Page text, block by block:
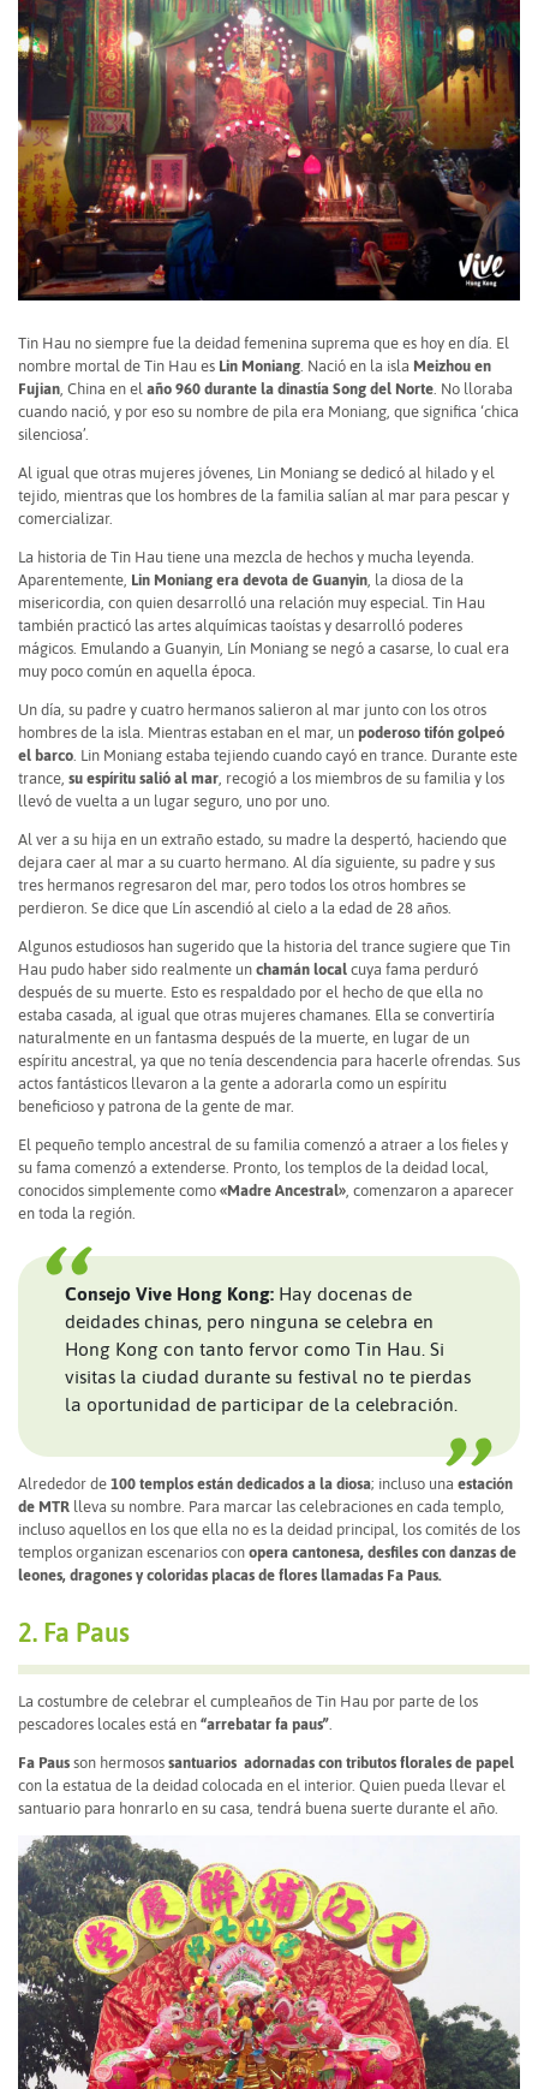
Tin Hau no siempre fue la deidad femenina suprema que es hoy en día. El
nombre mortal de Tin Hau es Lin Moniang. Nació en la isla Meizhou en
Fujian, China en el año 960 durante la dinastía Song del Norte. No lloraba
cuando nació, y por eso su nombre de pila era Moniang, que significa ‘chica
silenciosa’.
Al igual que otras mujeres jóvenes, Lin Moniang se dedicó al hilado y el
tejido, mientras que los hombres de la familia salían al mar para pescar y
comercializar.
La historia de Tin Hau tiene una mezcla de hechos y mucha leyenda.
Aparentemente, Lin Moniang era devota de Guanyin, la diosa de la
misericordia, con quien desarrolló una relación muy especial. Tin Hau
también practicó las artes alquímicas taoístas y desarrolló poderes
mágicos. Emulando a Guanyin, Lín Moniang se negó a casarse, lo cual era
muy poco común en aquella época.
Un día, su padre y cuatro hermanos salieron al mar junto con los otros
hombres de la isla. Mientras estaban en el mar, un poderoso tifón golpeó
el barco. Lin Moniang estaba tejiendo cuando cayó en trance. Durante este
trance, su espíritu salió al mar, recogió a los miembros de su familia y los
llevó de vuelta a un lugar seguro, uno por uno.
Al ver a su hija en un extraño estado, su madre la despertó, haciendo que
dejara caer al mar a su cuarto hermano. Al día siguiente, su padre y sus
tres hermanos regresaron del mar, pero todos los otros hombres se
perdieron. Se dice que Lín ascendió al cielo a la edad de 28 años.
Algunos estudiosos han sugerido que la historia del trance sugiere que Tin
Hau pudo haber sido realmente un chamán local cuya fama perduró
después de su muerte. Esto es respaldado por el hecho de que ella no
estaba casada, al igual que otras mujeres chamanes. Ella se convertiría
naturalmente en un fantasma después de la muerte, en lugar de un
espíritu ancestral, ya que no tenía descendencia para hacerle ofrendas. Sus
actos fantásticos llevaron a la gente a adorarla como un espíritu
beneficioso y patrona de la gente de mar.
El pequeño templo ancestral de su familia comenzó a atraer a los fieles y
su fama comenzó a extenderse. Pronto, los templos de la deidad local,
conocidos simplemente como «Madre Ancestral», comenzaron a aparecer
en toda la región.
Consejo Vive Hong Kong: Hay docenas de
deidades chinas, pero ninguna se celebra en
Hong Kong con tanto fervor como Tin Hau. Si
visitas la ciudad durante su festival no te pierdas
la oportunidad de participar de la celebración.
Alrededor de 100 templos están dedicados a la diosa; incluso una estación
de MTR lleva su nombre. Para marcar las celebraciones en cada templo,
incluso aquellos en los que ella no es la deidad principal, los comités de los
templos organizan escenarios con opera cantonesa, desfiles con danzas de
leones, dragones y coloridas placas de flores llamadas Fa Paus.
2. Fa Paus
La costumbre de celebrar el cumpleaños de Tin Hau por parte de los
pescadores locales está en “arrebatar fa paus”.
Fa Paus son hermosos santuarios adornadas con tributos florales de papel
con la estatua de la deidad colocada en el interior. Quien pueda llevar el
santuario para honrarlo en su casa, tendrá buena suerte durante el año.